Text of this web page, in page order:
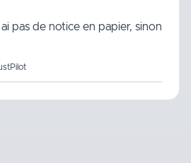
ai pas de notice en papier, sinon